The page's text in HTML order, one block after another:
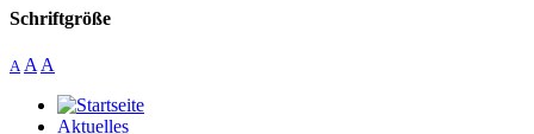
Schriftgröße
A A A
Aktuelles